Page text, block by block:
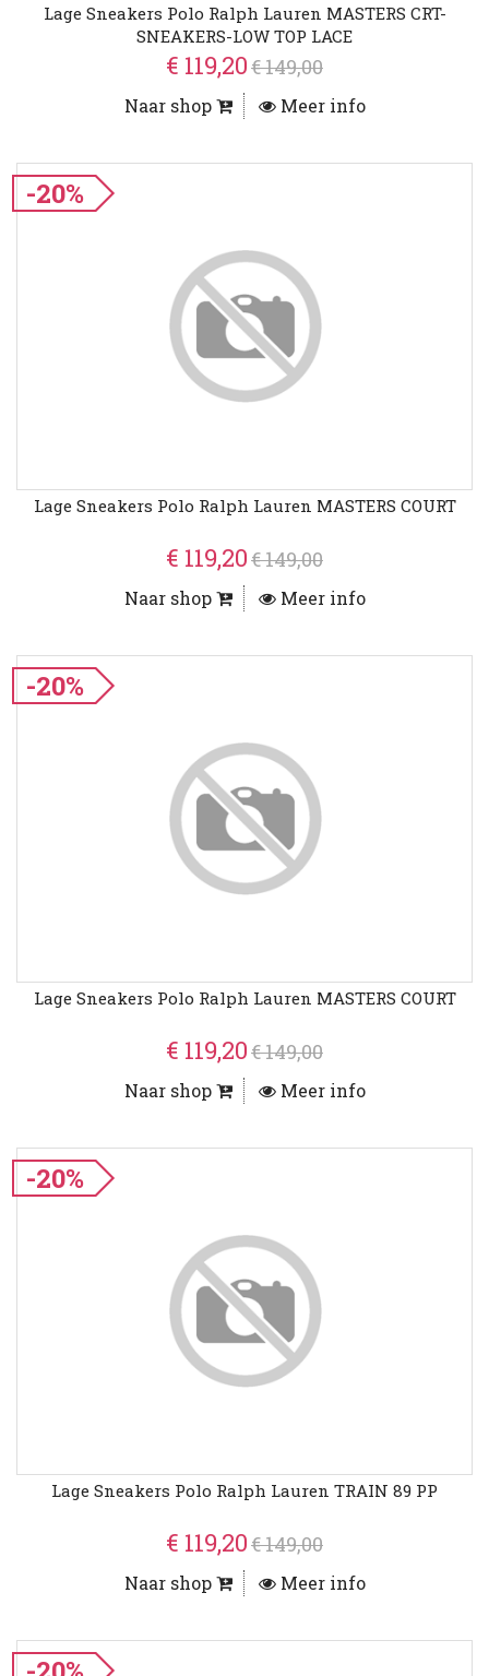
Lage Sneakers Polo Ralph Lauren MASTERS CRT-
SNEAKERS-LOW TOP LACE
€ 119,20€ 149,00
Naar shop Meer info
-20%
Lage Sneakers Polo Ralph Lauren MASTERS COURT
€ 119,20€ 149,00
Naar shop Meer info
-20%
Lage Sneakers Polo Ralph Lauren MASTERS COURT
€ 119,20€ 149,00
Naar shop Meer info
-20%
Lage Sneakers Polo Ralph Lauren TRAIN 89 PP
€ 119,20€ 149,00
Naar shop Meer info